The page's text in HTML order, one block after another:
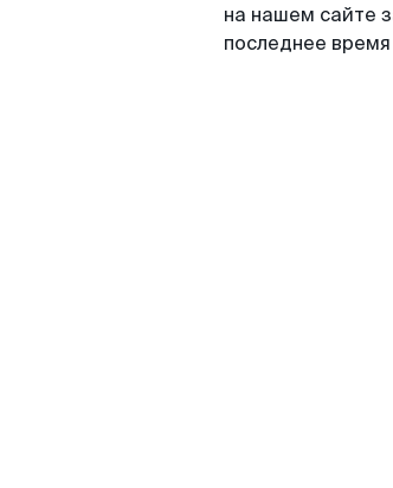
на нашем сайте
последнее время